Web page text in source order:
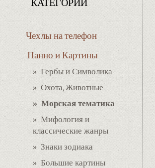
КАТЕГОРИИ
Чехлы на телефон
Панно и Картины
» Гербы и Символика
» Охота, Животные
» Морская тематика
» Мифология и
классические жанры
» Знаки зодиака
» Большие картины